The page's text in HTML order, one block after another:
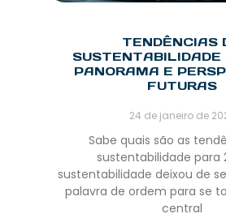
TENDÊNCIAS
PANORAMA E
FUTURAS
24 de janeiro de
Sabe quais são as
sustentabilidade para
sustentabilidade deixou de
palavra de ordem para se
central